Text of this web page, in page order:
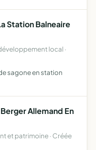
Station Balneaire
local ·
sagone en station
Allemand En
et patrimoine · Créée